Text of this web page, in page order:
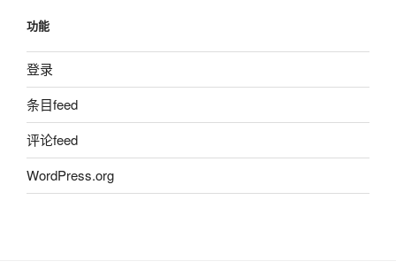
功能
登录
条目feed
评论feed
WordPress.org